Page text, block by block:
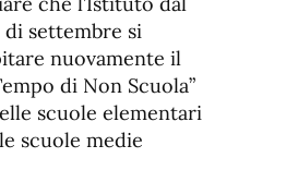
di settembre si
nuovamente il
di Non Scuola”
scuole elementari
scuole medie